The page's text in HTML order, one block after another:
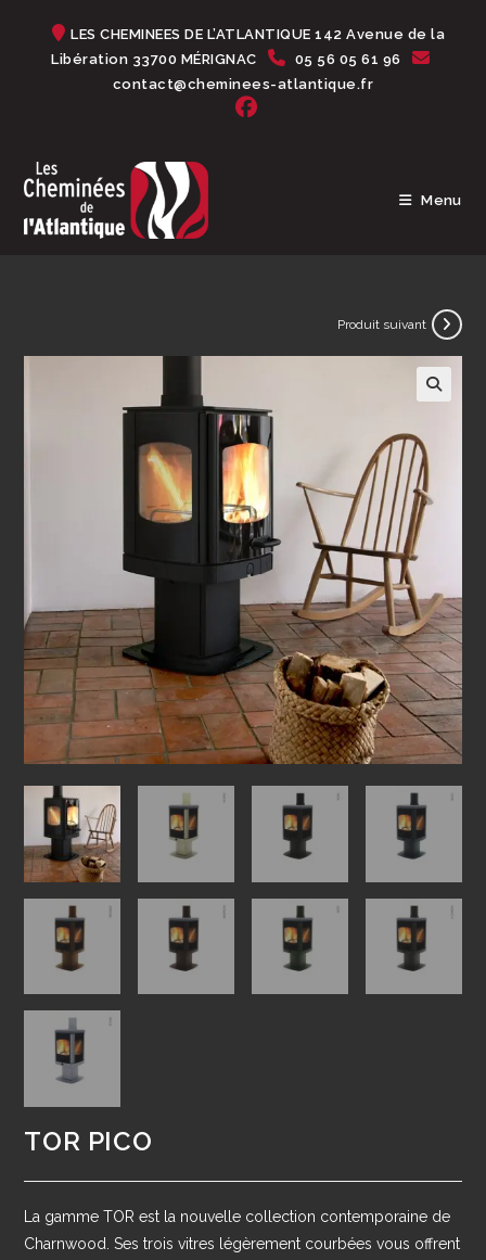
content
LES CHEMINEES DE L’ATLANTIQUE 142 Avenue de la
Libération 33700 MÉRIGNAC
05 56 05 61 96
contact@cheminees-atlantique.fr
Menu
Produit suivant
TOR PICO
La gamme TOR est la nouvelle collection contemporaine de
Charnwood. Ses trois vitres légèrement courbées vous offrent